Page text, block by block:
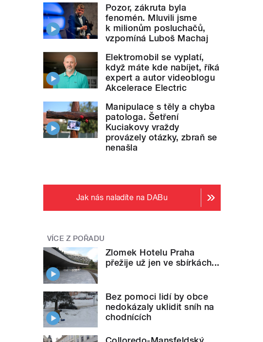
Pozor, zákruta byla
fenomén. Mluvili jsme
k milionům posluchačů,
vzpomíná Luboš Machaj
Elektromobil se vyplatí,
když máte kde nabíjet, říká
expert a autor videoblogu
Akcelerace Electric
Manipulace s těly a chyba
patologa. Šetření
Kuciakovy vraždy
provázely otázky, zbraň se
nenašla
Jak nás naladíte na DABu
VÍCE Z POŘADU
Zlomek Hotelu Praha
přežije už jen ve sbírkách...
Bez pomoci lidí by obce
nedokázaly uklidit sníh na
chodnících